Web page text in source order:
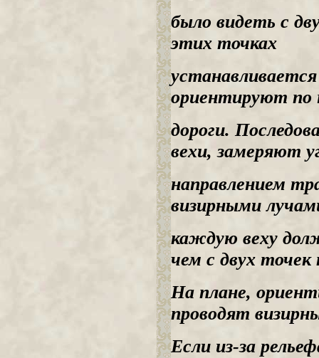
было видеть с
этих точках
ориентируют по
дороги.
вехи, замеряют
направлением
визирными
каждую веху
чем с двух
На плане,
проводят
Если из-за